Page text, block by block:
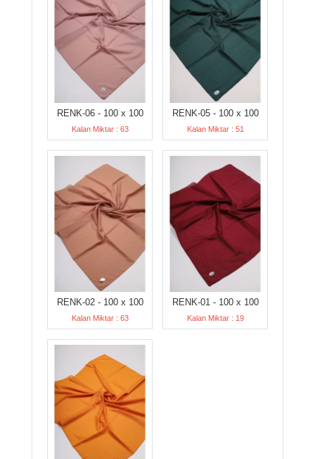
RENK-06 - 100 x 100
Kalan Miktar : 63
RENK-05 - 100 x 100
Kalan Miktar : 51
RENK-02 - 100 x 100
Kalan Miktar : 63
RENK-01 - 100 x 100
Kalan Miktar : 19